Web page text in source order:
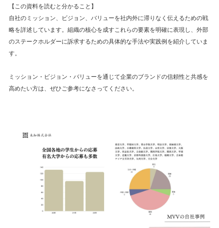
【この資料を読むと分かること】
自社のミッション、ビジョン、バリューを社内外に滞りなく伝えるための戦
略を詳述しています。組織の核心を成すこれらの要素を明確に表現し、外部
のステークホルダーに訴求するための具体的な手法や実践例を紹介していま
す。
ミッション・ビジョン・バリューを通じて企業のブランドの信頼性と共感を
高めたい方は、ぜひご参考になさってください。